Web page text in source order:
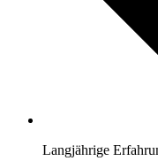
Langjährige